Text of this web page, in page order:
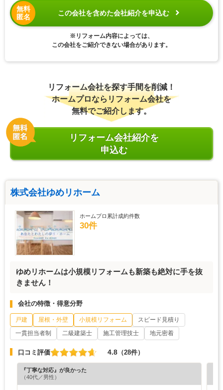
無料
匿名
この会社を含めた会社紹介を申込む
※リフォーム内容によっては、
この会社をご紹介できない場合があります。
リフォーム会社を探す手間を削減！
ホームプロならリフォーム会社を
無料でご紹介します。
リフォーム会社紹介を
申込む
株式会社ゆめリホーム
ホームプロ累計成約件数
30件
ゆめリホームは小規模リフォームも新築も絶対に手を抜
きません！
会社の特徴・得意分野
戸建 屋根・外壁 小規模リフォーム
スピード見積り
一貫担当者制
二級建築士 施工管理技士 地元密着
口コミ評価 4.8 （28件）
『丁寧な対応』が良かった
（40代／男性）